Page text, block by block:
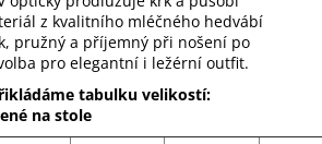
z kvalitního mléčného hedvábí
pružný a příjemný při nošení po
pro elegantní i ležérní outfit.
tabulku velikostí:
na stole